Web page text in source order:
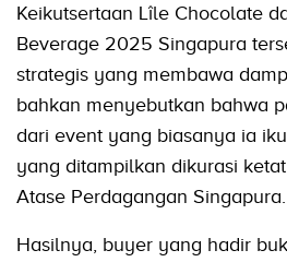
Keikutsertaan Lîle Chocolate
Beverage 2025 Singapura
strategis yang membawa
bahkan menyebutkan bahwa
dari event yang biasanya ia
yang ditampilkan dikurasi
Atase Perdagangan Singapura.
Hasilnya, buyer yang hadir